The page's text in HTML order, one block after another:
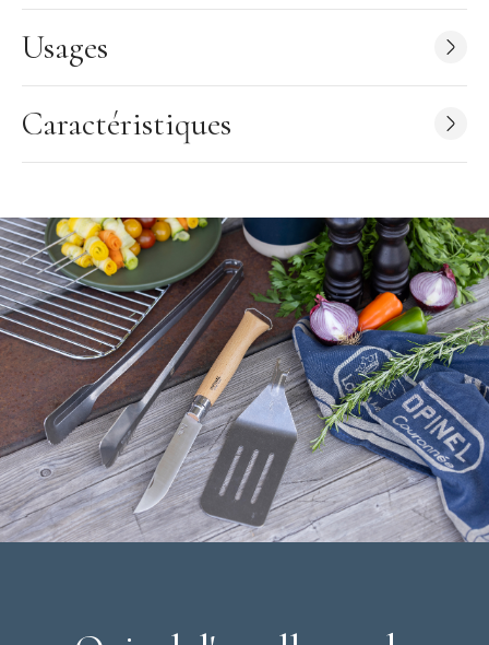
Acier inoxydable monobloc
Résiste à la corrosion
Caractéristiques de la Fourchette à Entremets:
Fourchette à entremets
Couleur : argent
Matière : acier inoxydable monobloc
Garantie à vie
Collection :Perpétue
Marque :Opinel
Usages
Caractéristiques